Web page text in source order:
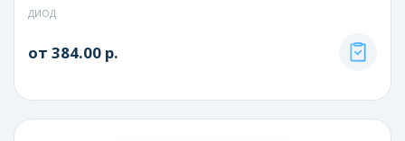
ДИОД
от 384.00 р.